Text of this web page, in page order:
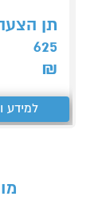
תן
625
₪
למידע